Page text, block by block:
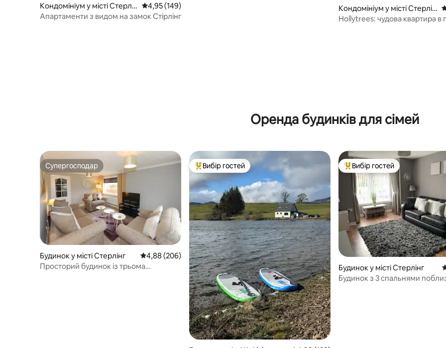
Кондомініум у місті Стерлін
г
Середня оцінка: 4,95 з 5, відгуки: 149
4,95 (149)
Апартаменти з видом на замок Стірлінг
Кондомініум у місті Стерлін
г
Hollytrees: чудова квартира в
Оренда будинків для сімей
Супергосподар
Супергосподар
Будинок у місті Стерлінг Середня оцінка: 4,88 з 5, відгуки: 206
4,88 (206)
Просторий будинок із трьома
Топ вибір гостей
Вибір гостей Топ вибір гостей
Вибір гостей
Будинок у місті Стерлінг
Будинок з 3 спальнями